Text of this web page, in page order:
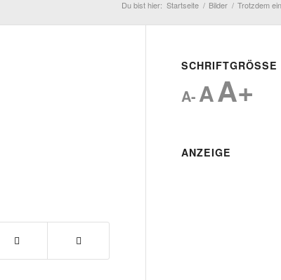
Du bist hier: Startseite / Bilder / Trotzdem
SCHRIFTGRÖSSE
A- AA+
ANZEIGE